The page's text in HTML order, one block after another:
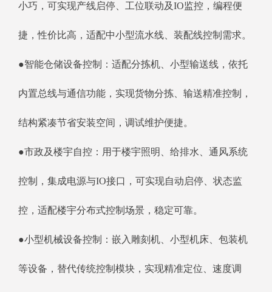
小巧，可实现产线启停、工位联动及IO监控，编程便
捷，性价比高，适配中小型流水线、装配线控制需求。
●智能仓储设备控制：适配分拣机、小型输送线，依托
内置总线与通信功能，实现货物分拣、输送精准控制，
结构紧凑节省安装空间，调试维护便捷。
●市政及楼宇自控：用于楼宇照明、给排水、通风系统
控制，集成电源与IO接口，可实现自动启停、状态监
控，适配楼宇分布式控制场景，稳定可靠。
●小型机械设备控制：嵌入雕刻机、小型机床、包装机
等设备，替代传统控制模块，实现精准定位、速度调